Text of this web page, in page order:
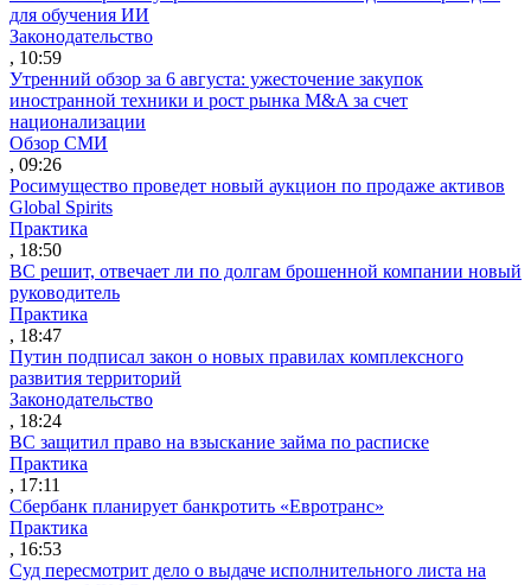
для обучения ИИ
Законодательство
, 10:59
Утренний обзор за 6 августа: ужесточение закупок
иностранной техники и рост рынка M&A за счет
национализации
Обзор СМИ
, 09:26
Росимущество проведет новый аукцион по продаже активов
Global Spirits
Практика
, 18:50
ВС решит, отвечает ли по долгам брошенной компании новый
руководитель
Практика
, 18:47
Путин подписал закон о новых правилах комплексного
развития территорий
Законодательство
, 18:24
ВС защитил право на взыскание займа по расписке
Практика
, 17:11
Сбербанк планирует банкротить «Евротранс»
Практика
, 16:53
Суд пересмотрит дело о выдаче исполнительного листа на